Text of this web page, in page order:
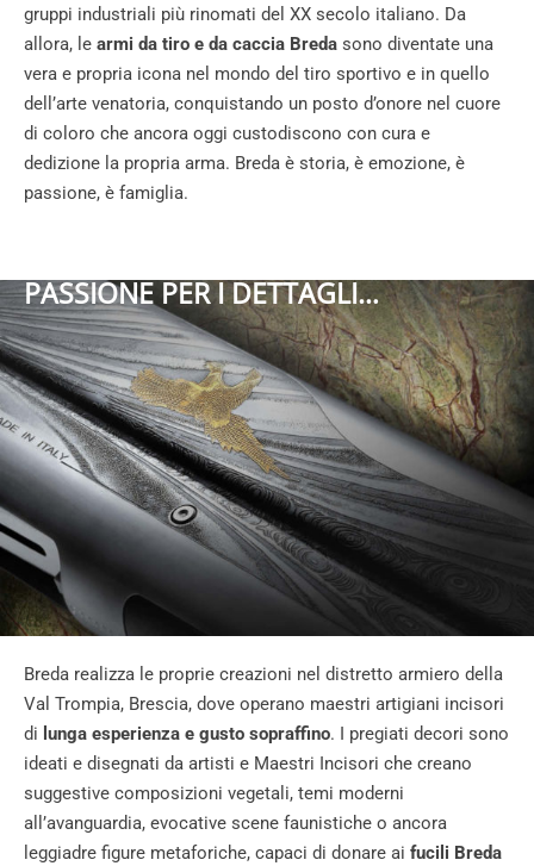
gruppi industriali più rinomati del XX secolo italiano. Da
allora, le armi da tiro e da caccia Breda sono diventate una
vera e propria icona nel mondo del tiro sportivo e in quello
dell’arte venatoria, conquistando un posto d’onore nel cuore
di coloro che ancora oggi custodiscono con cura e
dedizione la propria arma. Breda è storia, è emozione, è
passione, è famiglia.
PASSIONE PER I DETTAGLI…
Breda realizza le proprie creazioni nel distretto armiero della
Val Trompia, Brescia, dove operano maestri artigiani incisori
di lunga esperienza e gusto sopraffino. I pregiati decori sono
ideati e disegnati da artisti e Maestri Incisori che creano
suggestive composizioni vegetali, temi moderni
all’avanguardia, evocative scene faunistiche o ancora
leggiadre figure metaforiche, capaci di donare ai fucili Breda